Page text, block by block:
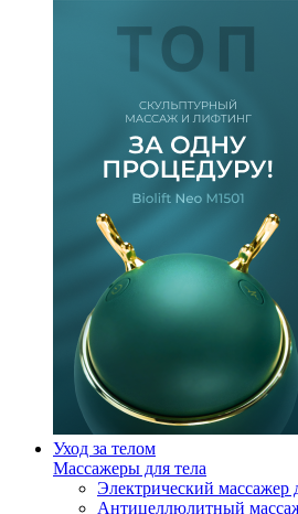
Уход за телом
Массажеры для тела
Электрический массажер
Антицеллюлитный